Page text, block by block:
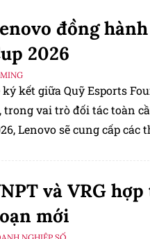
đồng
2026
ký kết giữa Quỹ Esports
trong vai trò đối tác toàn
Lenovo sẽ cung cấp
và VRG
mới